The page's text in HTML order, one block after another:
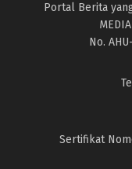
Portal Berita
No.
Sertifikat